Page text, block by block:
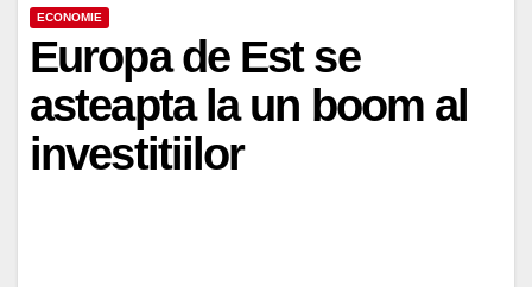
ECONOMIE
Europa de Est se
asteapta la un boom al
investitiilor